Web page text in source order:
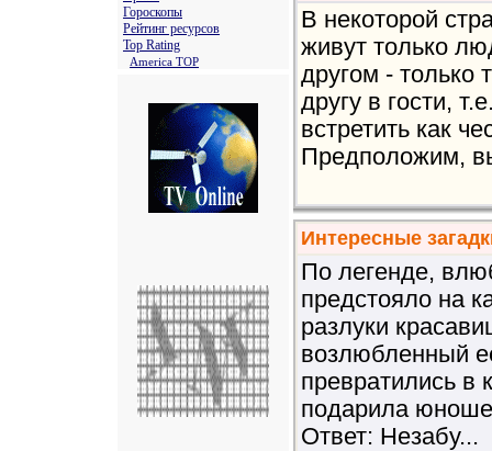
Гороскопы
Рейтинг ресурсов
Top Rating
America TOP
В некоторой
живут только
другом - только
другу в гости,
встретить как
Предположим,
Интересные
По легенде,
предстояло на
разлуки
возлюбленный
превратились в
подарила
Ответ: Незабу...